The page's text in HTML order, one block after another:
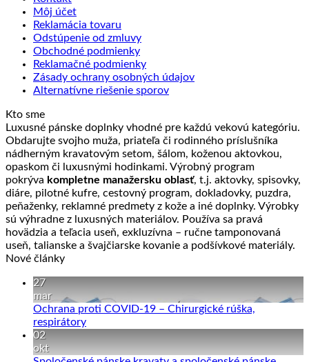
Môj účet
Reklamácia tovaru
Odstúpenie od zmluvy
Obchodné podmienky
Reklamačné podmienky
Zásady ochrany osobných údajov
Alternatívne riešenie sporov
Kto sme
Luxusné pánske doplnky vhodné pre každú vekovú kategóriu.
Obdarujte svojho muža, priateľa či rodinného príslušníka
nádherným kravatovým setom, šálom, koženou aktovkou,
opaskom či luxusnými hodinkami. Výrobný program
pokrýva kompletne manažersku oblasť, t.j. aktovky, spisovky,
diáre, pilotné kufre, cestovný program, dokladovky, puzdra,
peňaženky, reklamné predmety z kože a iné doplnky. Výrobky
sú výhradne z luxusných materiálov. Používa sa pravá
hovädzia a teľacia useň, exkluzívna – ručne tamponovaná
useň, talianske a švajčiarske kovanie a podšívkové materiály.
Nové články
27
mar
Ochrana proti COVID-19 – Chirurgické rúška,
respirátoryŽiadne
Ochrana
02
okt